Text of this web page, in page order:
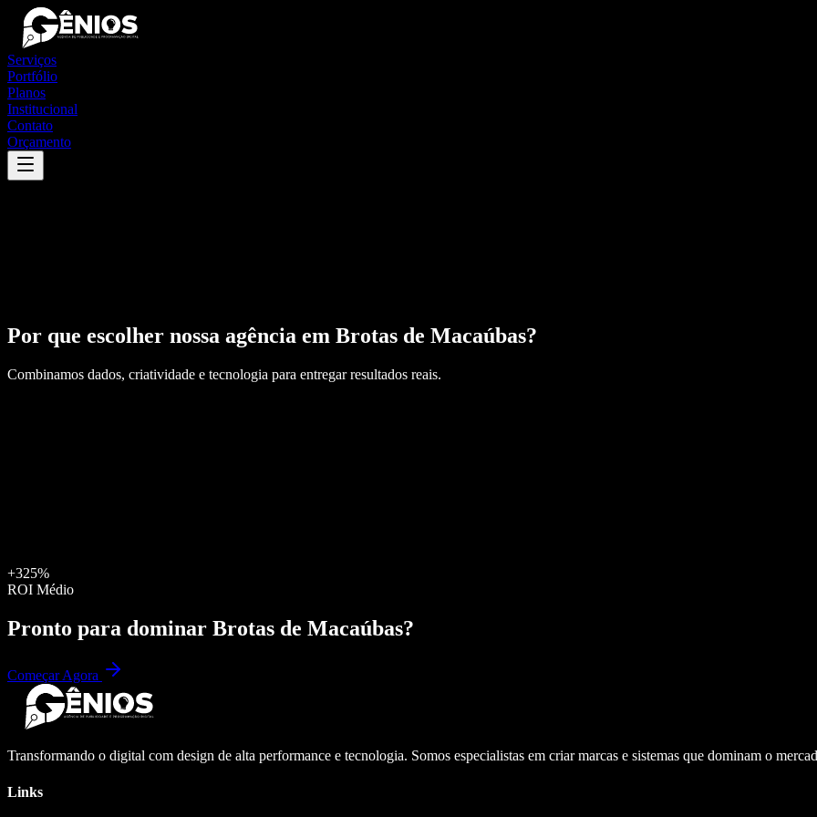
Serviços
Portfólio
Planos
Institucional
Contato
Orçamento
Por que escolher nossa agência em Brotas de Macaúbas?
Combinamos dados, criatividade e tecnologia para entregar resultados reais.
+325%
ROI Médio
Pronto para dominar Brotas de Macaúbas?
Começar Agora
Transformando o digital com design de alta performance e tecnologia. Somos especialistas em criar marcas e sistemas que dominam o
Links